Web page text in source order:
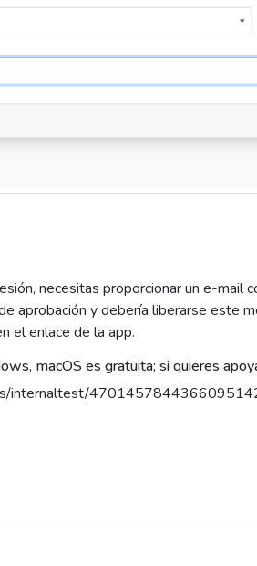
necesitas proporcionar un e-
aprobación y debería liberarse este
el enlace de la app.
macOS es gratuita; si quieres
internaltest/